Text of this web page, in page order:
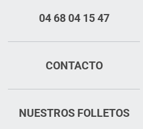
04 68 04 15 47
CONTACTO
NUESTROS FOLLETOS